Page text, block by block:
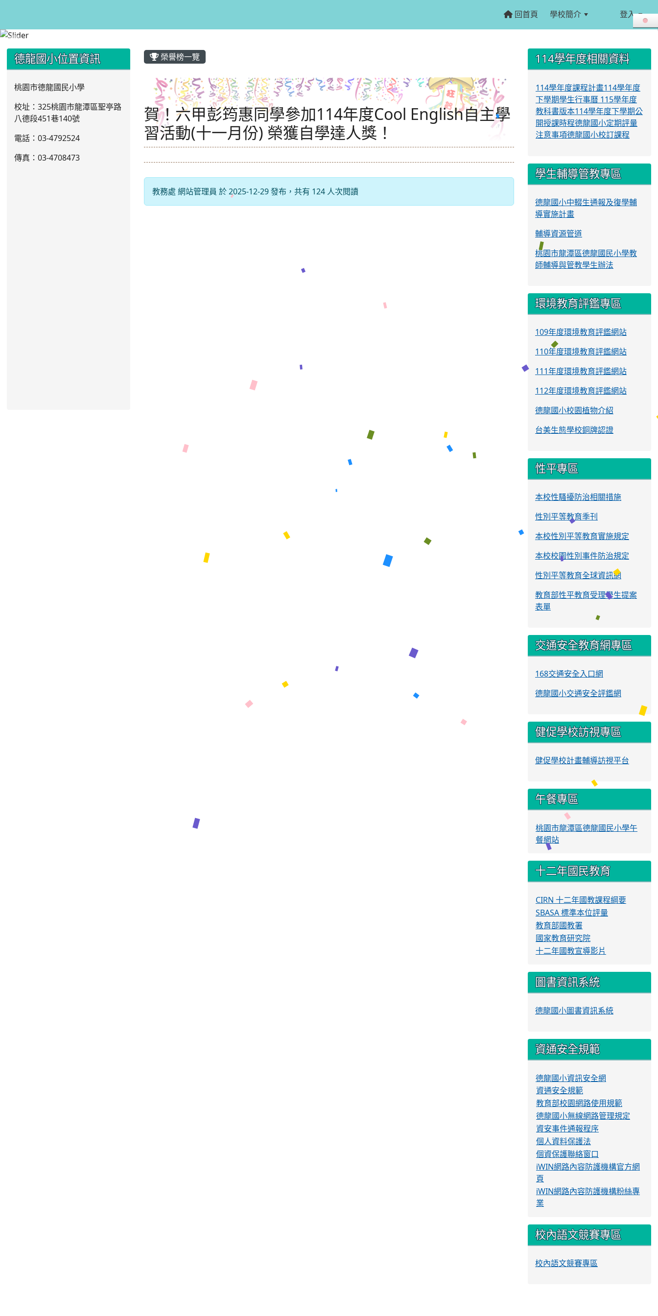
回首頁 學校簡介 登入
榮譽榜一覽
賀！六甲彭筠惠同學參加114年度Cool English自主學
習活動(十一月份) 榮獲自學達人獎！
教務處 網站管理員 於 2025-12-29 發布，共有 124 人次閱讀
::: 德龍國小位置資訊
桃園市德龍國民小學
校址：325桃園市龍潭區聖亭路
八德段451巷140號
電話：03-4792524
傳真：03-4708473
::: 114學年度相關資料
114學年度課程計畫114學年度
下學期學生行事曆 115學年度
教科書版本114學年度下學期公
開授課時程德龍國小定期評量
注意事項德龍國小校訂課程
學生輔導管教專區
德龍國小中輟生通報及復學輔
導實施計畫
輔導資源管道
桃園市龍潭區德龍國民小學教
師輔導與管教學生辦法
環境教育評鑑專區
109年度環境教育評鑑網站
110年度環境教育評鑑網站
111年度環境教育評鑑網站
112年度環境教育評鑑網站
德龍國小校園植物介紹
台美生態學校銅牌認證
性平專區
本校性騷擾防治相關措施
性別平等教育季刊
本校性別平等教育實施規定
本校校園性別事件防治規定
性別平等教育全球資訊網
教育部性平教育受理學生提案
表單
交通安全教育網專區
168交通安全入口網
德龍國小交通安全評鑑網
健促學校訪視專區
健促學校計畫輔導訪視平台
午餐專區
桃園市龍潭區德龍國民小學午
餐網站
十二年國民教育
CIRN 十二年國教課程綱要
SBASA 標準本位評量
教育部國教署
國家教育研究院
十二年國教宣導影片
圖書資訊系統
德龍國小圖書資訊系統
資通安全規範
德龍國小資訊安全網
資通安全規範
教育部校園網路使用規範
德龍國小無線網路管理規定
資安事件通報程序
個人資料保護法
個資保護聯絡窗口
iWIN網路內容防護機構官方網
頁
iWIN網路內容防護機構粉絲專
業
校內語文競賽專區
校內語文競賽專區